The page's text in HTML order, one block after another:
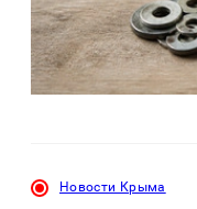
Новости Крыма